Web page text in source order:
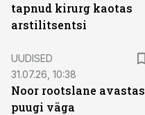
tapnud kirurg kaotas
arstilitsentsi
UUDISED
31.07.26, 10:38
Noor rootslane avastas
puugi väga